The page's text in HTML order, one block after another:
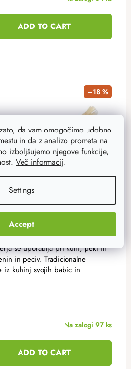
da vam omogočimo udobno
in da z analizo prometa na
izboljšujemo njegove funkcije,
Več informacij.
Settings
Accept
ADD TO CART
–18 %
Na zalogi 97 ks
ADD TO CART
se uporablja pri kuhi, peki in
in peciv. Tradicionalne
iz kuhinj svojih babic in